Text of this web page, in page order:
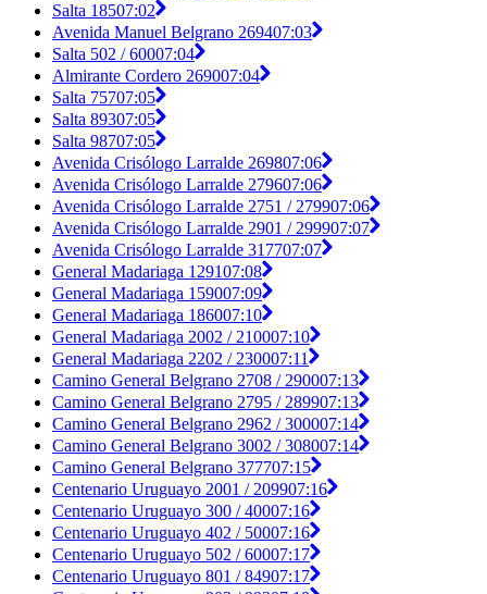
Salta 18507:02
Avenida Manuel Belgrano 269407:03
Salta 502 / 60007:04
Almirante Cordero 269007:04
Salta 75707:05
Salta 89307:05
Salta 98707:05
Avenida Crisólogo Larralde 269807:06
Avenida Crisólogo Larralde 279607:06
Avenida Crisólogo Larralde 2751 / 279907:06
Avenida Crisólogo Larralde 2901 / 299907:07
Avenida Crisólogo Larralde 317707:07
General Madariaga 129107:08
General Madariaga 159007:09
General Madariaga 186007:10
General Madariaga 2002 / 210007:10
General Madariaga 2202 / 230007:11
Camino General Belgrano 2708 / 290007:13
Camino General Belgrano 2795 / 289907:13
Camino General Belgrano 2962 / 300007:14
Camino General Belgrano 3002 / 308007:14
Camino General Belgrano 377707:15
Centenario Uruguayo 2001 / 209907:16
Centenario Uruguayo 300 / 40007:16
Centenario Uruguayo 402 / 50007:16
Centenario Uruguayo 502 / 60007:17
Centenario Uruguayo 801 / 84907:17